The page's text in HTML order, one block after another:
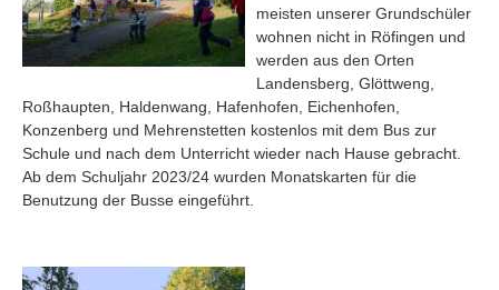
meisten unserer Grundschüler
wohnen nicht in Röfingen und
werden aus den Orten
Landensberg, Glöttweng,
Roßhaupten, Haldenwang, Hafenhofen, Eichenhofen,
Konzenberg und Mehrenstetten kostenlos mit dem Bus zur
Schule und nach dem Unterricht wieder nach Hause gebracht.
Ab dem Schuljahr 2023/24 wurden Monatskarten für die
Benutzung der Busse eingeführt.